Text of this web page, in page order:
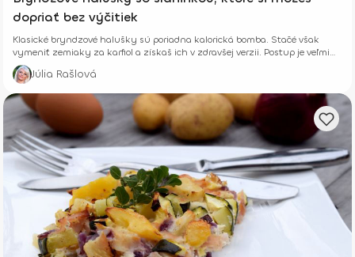
dopriať bez výčitiek
Klasické bryndzové halušky sú poriadna kalorická bomba. Stačé však
vymeniť zemiaky za karfiol a získaš ich v zdravšej verzii. Postup je veľmi
jednoduchý.
Júlia Rašlová